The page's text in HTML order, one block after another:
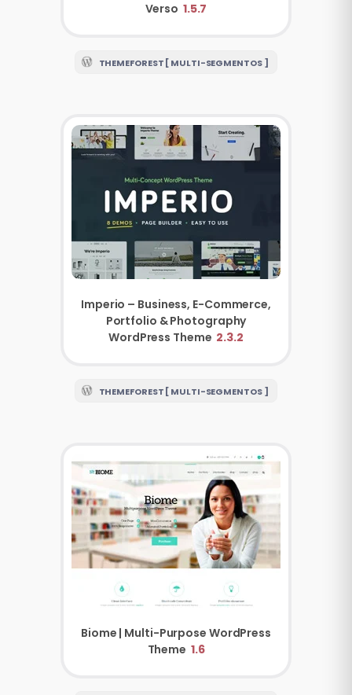
Verso 1.5.7
THEMEFOREST [ MULTI-SEGMENTOS ]
Imperio – Business, E-Commerce,
Portfolio & Photography
WordPress Theme 2.3.2
THEMEFOREST [ MULTI-SEGMENTOS ]
Biome | Multi-Purpose WordPress
Theme 1.6